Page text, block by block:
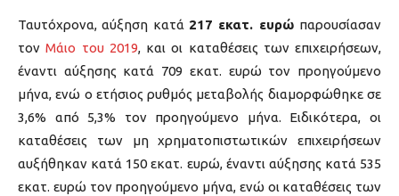
Ταυτόχρονα, αύξηση κατά 217 εκατ. ευρώ παρουσίασαν
τονΜάιο του 2019, και οι καταθέσεις των επιχειρήσεων,
έναντι αύξησης κατά 709 εκατ. ευρώ τον προηγούμενο
μήνα, ενώ ο ετήσιος ρυθμός μεταβολής διαμορφώθηκε σε
3,6% από 5,3% τον προηγούμενο μήνα. Ειδικότερα, οι
καταθέσεις των μη χρηματοπιστωτικών επιχειρήσεων
αυξήθηκαν κατά 150 εκατ. ευρώ, έναντι αύξησης κατά 535
εκατ. ευρώ τον προηγούμενο μήνα, ενώ οι καταθέσεις των